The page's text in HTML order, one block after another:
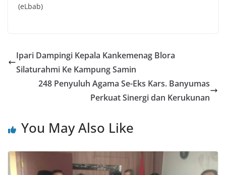
(eLbab)
Ipari Dampingi Kepala Kankemenag Blora
Silaturahmi Ke Kampung Samin
248 Penyuluh Agama Se-Eks Kars. Banyumas
Perkuat Sinergi dan Kerukunan
You May Also Like